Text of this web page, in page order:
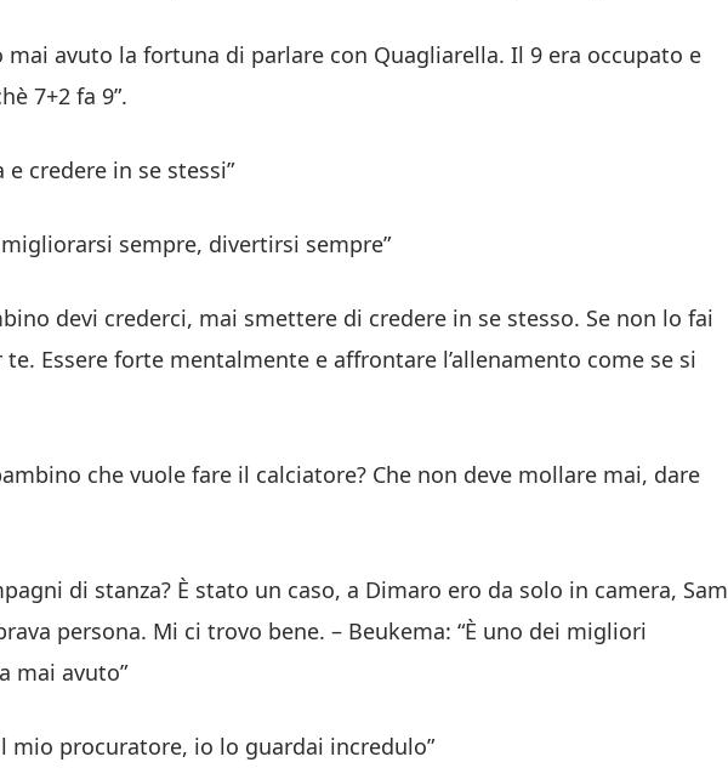
mai avuto la fortuna di parlare con Quagliarella. Il 9 era occupato e
7+2 fa 9”.
credere in se stessi”
sempre, divertirsi sempre”
devi crederci, mai smettere di credere in se stesso. Se non lo fai
Essere forte mentalmente e affrontare l’allenamento come se si
che vuole fare il calciatore? Che non deve mollare mai, dare
di stanza? È stato un caso, a Dimaro ero da solo in camera, Sam
persona. Mi ci trovo bene. – Beukema: “È uno dei migliori
mai avuto”
mio procuratore, io lo guardai incredulo”